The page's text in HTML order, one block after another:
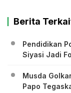
Berita
Pendidikan
Siyasi Jadi
Musda
Papo